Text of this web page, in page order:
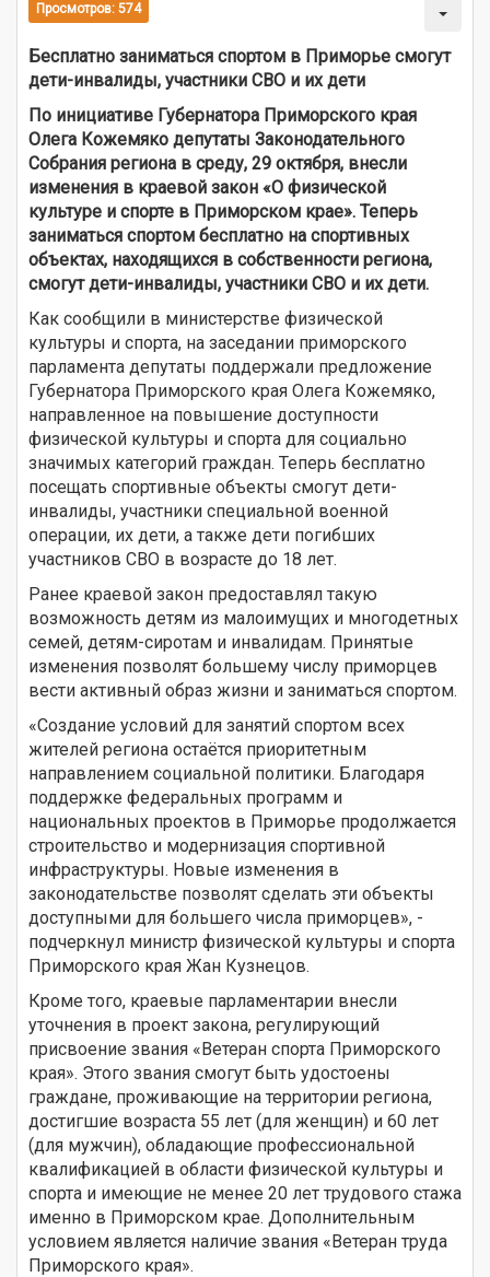
Просмотров: 574
Бесплатно заниматься спортом в Приморье смогут
дети-инвалиды, участники СВО и их дети
По инициативе Губернатора Приморского края
Олега Кожемяко депутаты Законодательного
Собрания региона в среду, 29 октября, внесли
изменения в краевой закон «О физической
культуре и спорте в Приморском крае». Теперь
заниматься спортом бесплатно на спортивных
объектах, находящихся в собственности региона,
смогут дети-инвалиды, участники СВО и их дети.
Как сообщили в министерстве физической
культуры и спорта, на заседании приморского
парламента депутаты поддержали предложение
Губернатора Приморского края Олега Кожемяко,
направленное на повышение доступности
физической культуры и спорта для социально
значимых категорий граждан. Теперь бесплатно
посещать спортивные объекты смогут дети-
инвалиды, участники специальной военной
операции, их дети, а также дети погибших
участников СВО в возрасте до 18 лет.
Ранее краевой закон предоставлял такую
возможность детям из малоимущих и многодетных
семей, детям-сиротам и инвалидам. Принятые
изменения позволят большему числу приморцев
вести активный образ жизни и заниматься спортом.
«Создание условий для занятий спортом всех
жителей региона остаётся приоритетным
направлением социальной политики. Благодаря
поддержке федеральных программ и
национальных проектов в Приморье продолжается
строительство и модернизация спортивной
инфраструктуры. Новые изменения в
законодательстве позволят сделать эти объекты
доступными для большего числа приморцев», -
подчеркнул министр физической культуры и спорта
Приморского края Жан Кузнецов.
Кроме того, краевые парламентарии внесли
уточнения в проект закона, регулирующий
присвоение звания «Ветеран спорта Приморского
края». Этого звания смогут быть удостоены
граждане, проживающие на территории региона,
достигшие возраста 55 лет (для женщин) и 60 лет
(для мужчин), обладающие профессиональной
квалификацией в области физической культуры и
спорта и имеющие не менее 20 лет трудового стажа
именно в Приморском крае. Дополнительным
условием является наличие звания «Ветеран труда
Приморского края».